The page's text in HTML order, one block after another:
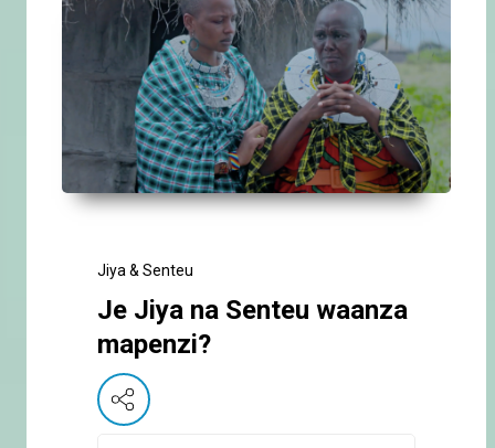
Jiya & Senteu
Je Jiya na Senteu waanza
mapenzi?